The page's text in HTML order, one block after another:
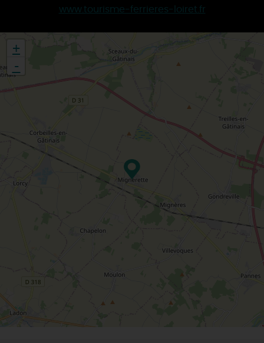
www.tourisme-ferrieres-loiret.fr
+
-